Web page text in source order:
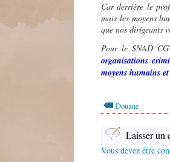
Car derrière le
mais les moyens
que nos dirigeants
Pour le SNAD
organisations
moyens humains
Douane
Laisser un
Vous devez être